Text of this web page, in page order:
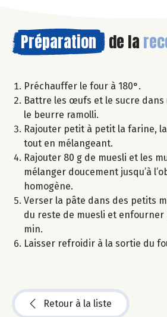
Préparation de la
Préchauffer le four à 180°.
Battre les œufs et le sucre dans
le beurre ramolli.
Rajouter petit à petit la farine,
tout en mélangeant.
Rajouter 80 g de muesli et les
mélanger doucement jusqu’à
homogène.
Verser la pâte dans des petits
du reste de muesli et enfourner
min.
Laisser refroidir à la sortie du
Retour à la liste